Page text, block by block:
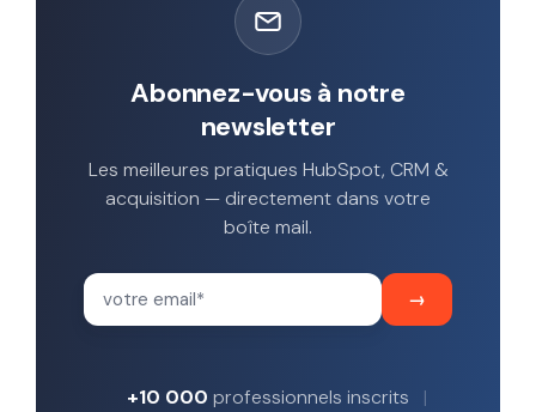
Abonnez-vous à notre
newsletter
Les meilleures pratiques HubSpot, CRM &
acquisition — directement dans votre
boîte mail.
+10 000 professionnels inscrits